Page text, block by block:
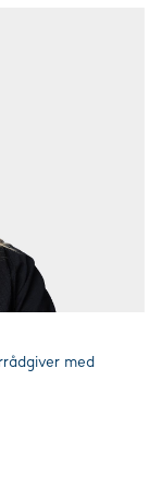
med